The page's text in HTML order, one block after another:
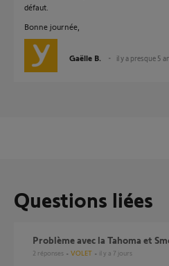
défaut.
Bonne journée,
Gaëlle B. il y a presque 5
Questions liées
Problème avec la Tahoma et
2 réponses VOLET il y a 7 jours